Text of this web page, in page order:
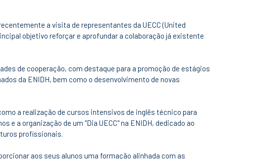
a visita de representantes da UECC (United
objetivo reforçar e aprofundar a colaboração já existente
de cooperação, com destaque para a promoção de estágios
da ENIDH, bem como o desenvolvimento de novas
a realização de cursos intensivos de inglês técnico para
e a organização de um "Dia UECC" na ENIDH, dedicado ao
profissionais.
aos seus alunos uma formação alinhada com as